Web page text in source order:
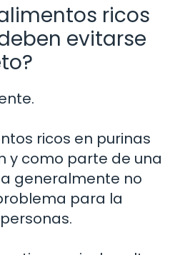
ricos
evitarse
ricos en purinas
y como parte de una
generalmente no
para la